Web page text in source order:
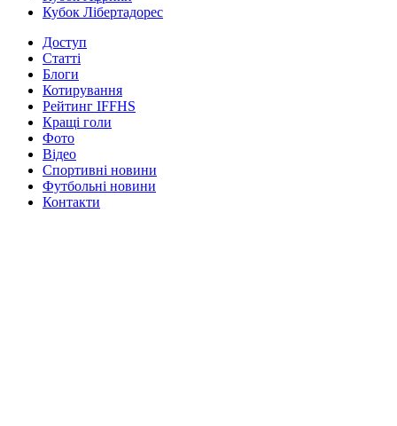
Кубок Лібертадорес
Доступ
Статті
Блоги
Котирування
Рейтинг IFFHS
Кращі голи
Фото
Відео
Спортивні новини
Футбольні новини
Контакти